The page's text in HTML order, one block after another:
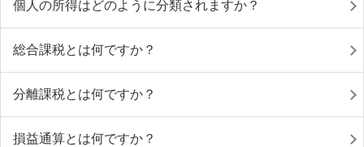
個人の所得はどのように分類されますか？
総合課税とは何ですか？
分離課税とは何ですか？
損益通算とは何ですか？